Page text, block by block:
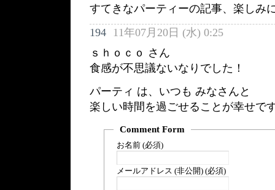
すてきなパーティーの記事、楽しみ
194
11年07月20日 (水) 0:25
ｓｈｏｃｏ さん
食感が不思議ないなりでした！
パーティ は、いつも みなさんと
楽しい時間を過ごせることが幸せで
Comment Form
お名前 (必須)
メールアドレス (非公開) (必須)